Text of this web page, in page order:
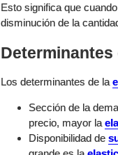
Esto significa que
disminución de la
Los determinantes de la
Sección de la
precio, mayor la
Disponibilidad de